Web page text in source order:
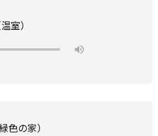
温室）
色の家）